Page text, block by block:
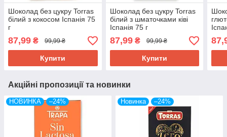
Шоколад без цукру Torras
білий з кокосом Іспанія 75
г
87,99 ₴ 99,99 ₴
Купити
Шоколад без цукру Torras
білий з шматочками ківі
Іспанія 75 г
87,99₴ 99,99 ₴
Купити
Акційні пропозиції та новинки
НОВИНКА –24% Новинка –24%